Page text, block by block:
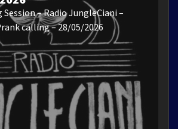
– Radio JungleCiani –
calling – 28/05/2026